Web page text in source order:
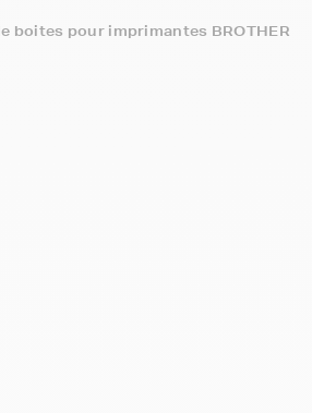
boites pour imprimantes BROTHER